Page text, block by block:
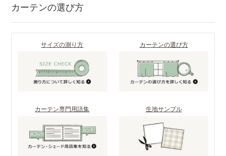
カーテンの選び方
サイズの測り方 カーテンの選び方
カーテン専門用語集 生地サンプル